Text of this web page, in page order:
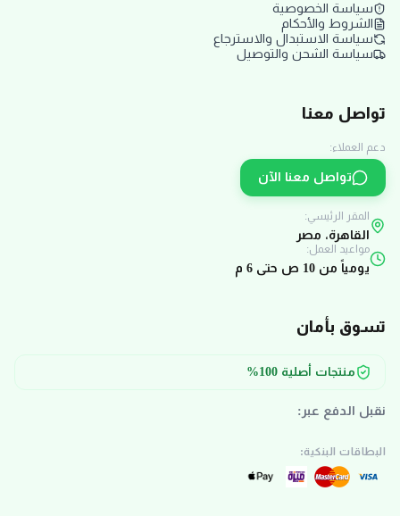
سياسة الخصوصية
الشروط والأحكام
سياسة الاستبدال والاسترجاع
سياسة الشحن والتوصيل
تواصل معنا
دعم العملاء:
تواصل معنا الآن
المقر الرئيسي:
القاهرة، مصر
مواعيد العمل:
يومياً من 10 ص حتى 6 م
تسوق بأمان
منتجات أصلية 100%
نقبل الدفع عبر:
البطاقات البنكية: